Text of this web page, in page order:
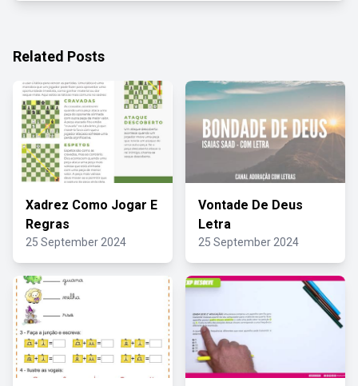
Related Posts
Xadrez Como Jogar E
Regras
25 September 2024
Vontade De Deus
Letra
25 September 2024